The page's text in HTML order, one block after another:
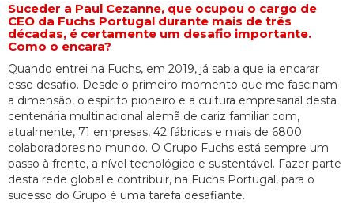
Suceder a Paul Cezanne, que ocupou o cargo de
CEO da Fuchs Portugal durante mais de três
décadas, é certamente um desafio importante.
Como o encara?
Quando entrei na Fuchs, em 2019, já sabia que ia encarar
esse desafio. Desde o primeiro momento que me fascinam
a dimensão, o espírito pioneiro e a cultura empresarial desta
centenária multinacional alemã de cariz familiar com,
atualmente, 71 empresas, 42 fábricas e mais de 6800
colaboradores no mundo. O Grupo Fuchs está sempre um
passo à frente, a nível tecnológico e sustentável. Fazer parte
desta rede global e contribuir, na Fuchs Portugal, para o
sucesso do Grupo é uma tarefa desafiante.